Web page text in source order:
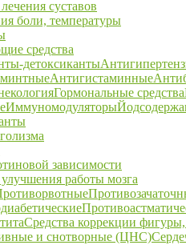
суставов
боли, температуры
средства
детоксиканты
Антигистаминные
Гормональные средства
Иммуномодуляторы
зависимости
работы мозга
Средства коррекции
и снотворные (ЦНС)